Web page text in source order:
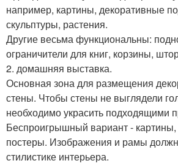
например, картины, декоративные
скульптуры, растения.
Другие весьма функциональны:
ограничители для книг, корзины,
2. домашняя выставка.
Основная зона для размещения
стены. Чтобы стены не выглядели
необходимо украсить подходящими
Беспроигрышный вариант -
постеры. Изображения и рамы
стилистике интерьера.